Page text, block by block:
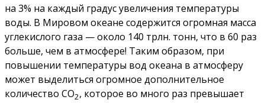
на 3% на каждый градус увеличения температуры
воды. В Мировом океане содержится огромная масса
углекислого газа — около 140 трлн. тонн, что в 60 раз
больше, чем в атмосфере! Таким образом, при
повышении температуры вод океана в атмосферу
может выделиться огромное дополнительное
количество СО2, которое во много раз превышает